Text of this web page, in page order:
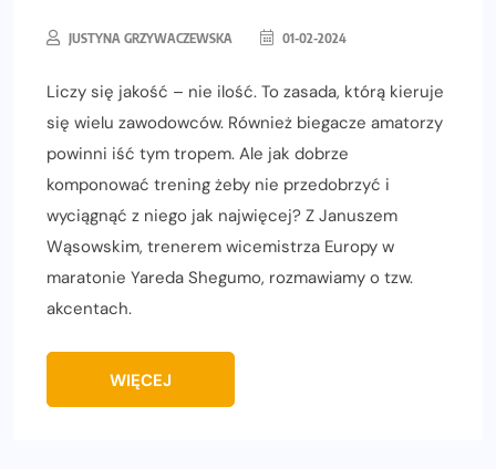
JUSTYNA GRZYWACZEWSKA 01-02-2024
Liczy się jakość – nie ilość. To zasada, którą kieruje
się wielu zawodowców. Również biegacze amatorzy
powinni iść tym tropem. Ale jak dobrze
komponować trening żeby nie przedobrzyć i
wyciągnąć z niego jak najwięcej? Z Januszem
Wąsowskim, trenerem wicemistrza Europy w
maratonie Yareda Shegumo, rozmawiamy o tzw.
akcentach.
WIĘCEJ